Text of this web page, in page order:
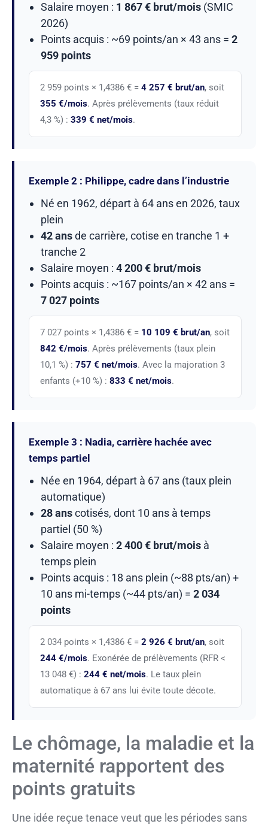
Salaire moyen : 1 867 € brut/mois (SMIC
2026)
Points acquis : ~69 points/an × 43 ans = 2
959 points
2 959 points × 1,4386 € = 4 257 € brut/an, soit
355 €/mois. Après prélèvements (taux réduit
4,3 %) : 339 € net/mois.
Exemple 2 : Philippe, cadre dans l’industrie
Né en 1962, départ à 64 ans en 2026, taux
plein
42 ansde carrière, cotise en tranche 1 +
tranche 2
Salaire moyen : 4 200 € brut/mois
Points acquis : ~167 points/an × 42 ans =
7 027 points
7 027 points × 1,4386 € = 10 109 € brut/an, soit
842 €/mois. Après prélèvements (taux plein
10,1 %) : 757 € net/mois. Avec la majoration 3
enfants (+10 %) : 833 € net/mois.
Exemple 3 : Nadia, carrière hachée avec
temps partiel
Née en 1964, départ à 67 ans (taux plein
automatique)
28 anscotisés, dont 10 ans à temps
partiel (50 %)
Salaire moyen : 2 400 € brut/mois à
temps plein
Points acquis : 18 ans plein (~88 pts/an) +
10 ans mi-temps (~44 pts/an) = 2 034
points
2 034 points × 1,4386 € = 2 926 € brut/an, soit
244 €/mois. Exonérée de prélèvements (RFR <
13 048 €) : 244 € net/mois. Le taux plein
automatique à 67 ans lui évite toute décote.
Le chômage, la maladie et la
maternité rapportent des
points gratuits
Une idée reçue tenace veut que les périodes sans